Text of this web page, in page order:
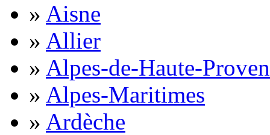
» Aisne
» Allier
» Alpes-de-Haute-
» Alpes-Maritimes
» Ardèche